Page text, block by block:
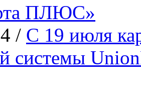
ПЛЮС»
/ С 19 июля
системы